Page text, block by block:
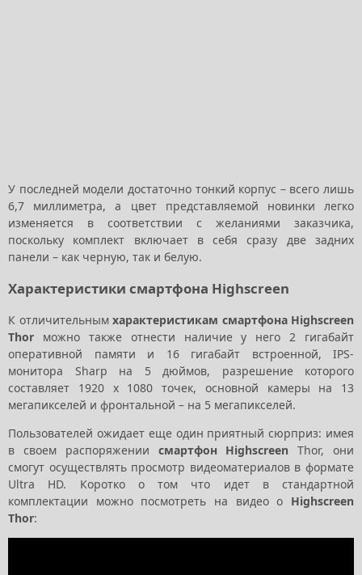
У последней модели достаточно тонкий корпус – всего лишь
6,7 миллиметра, а цвет представляемой новинки легко
изменяется в соответствии с желаниями заказчика,
поскольку комплект включает в себя сразу две задних
панели – как черную, так и белую.
Характеристики смартфона Highscreen
К отличительным характеристикам смартфона Highscreen
Thor можно также отнести наличие у него 2 гигабайт
оперативной памяти и 16 гигабайт встроенной, IPS-
монитора Sharp на 5 дюймов, разрешение которого
составляет 1920 x 1080 точек, основной камеры на 13
мегапикселей и фронтальной – на 5 мегапикселей.
Пользователей ожидает еще один приятный сюрприз: имея
в своем распоряжении смартфон Highscreen Thor, они
смогут осуществлять просмотр видеоматериалов в формате
Ultra HD. Коротко о том что идет в стандартной
комплектации можно посмотреть на видео о Highscreen
Thor: